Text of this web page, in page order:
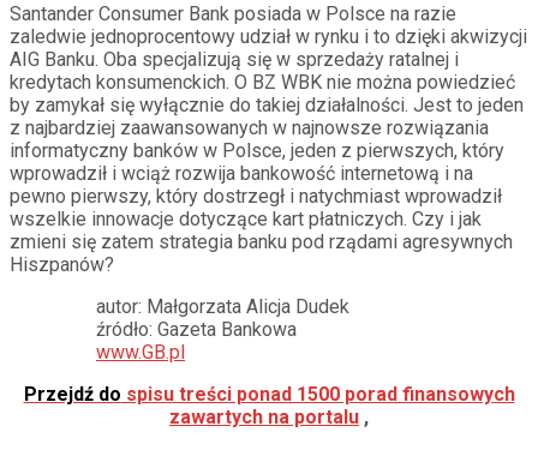
Santander Consumer Bank posiada w Polsce na razie
zaledwie jednoprocentowy udział w rynku i to dzięki akwizycji
AIG Banku. Oba specjalizują się w sprzedaży ratalnej i
kredytach konsumenckich. O BZ WBK nie można powiedzieć
by zamykał się wyłącznie do takiej działalności. Jest to jeden
z najbardziej zaawansowanych w najnowsze rozwiązania
informatyczny banków w Polsce, jeden z pierwszych, który
wprowadził i wciąż rozwija bankowość internetową i na
pewno pierwszy, który dostrzegł i natychmiast wprowadził
wszelkie innowacje dotyczące kart płatniczych. Czy i jak
zmieni się zatem strategia banku pod rządami agresywnych
Hiszpanów?
autor: Małgorzata Alicja Dudek
źródło: Gazeta Bankowa
www.GB.pl
Przejdź do spisu treści ponad 1500 porad finansowych
zawartych na portalu ,